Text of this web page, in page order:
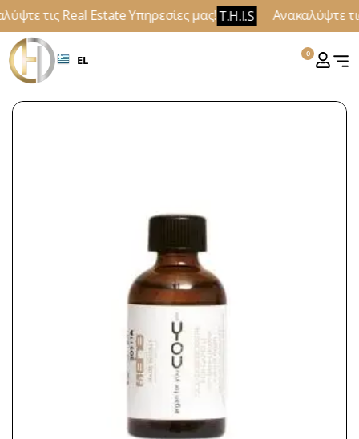
τις Real Estate Υπηρεσίες μας!T.H.I.S Ανακαλύψτε
EL 0